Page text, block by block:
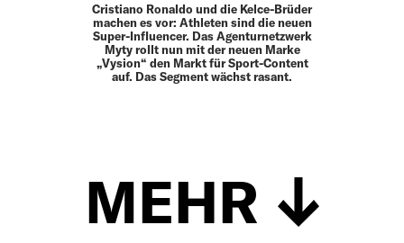
Cristiano Ronaldo und die Kelce-Brüder
machen es vor: Athleten sind die neuen
Super-Influencer. Das Agenturnetzwerk
Myty rollt nun mit der neuen Marke
„Vysion“ den Markt für Sport-Content
auf. Das Segment wächst rasant.
MEHR